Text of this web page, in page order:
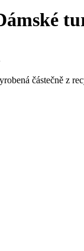
částečně z